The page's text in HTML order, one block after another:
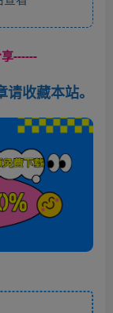
------
收藏本站。